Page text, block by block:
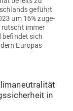
geführt
um 16% zuge­
rutscht immer
befindet sich
Europas
in